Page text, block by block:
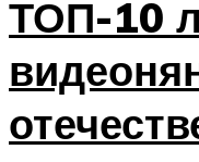
ТОП-10